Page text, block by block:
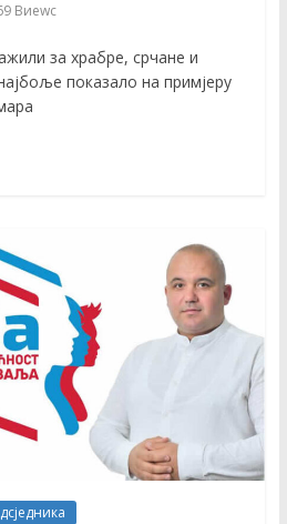
Виеwс
за храбре, срчане и
показало на примјеру